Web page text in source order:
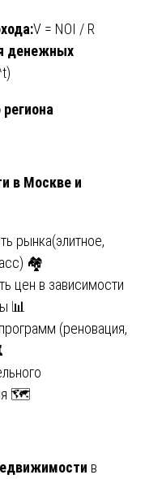
V = NOI / R
денежных
в Москве и
рынка(элитное,
🏘️
цен в зависимости
📊
(реновация,
🗺️
в